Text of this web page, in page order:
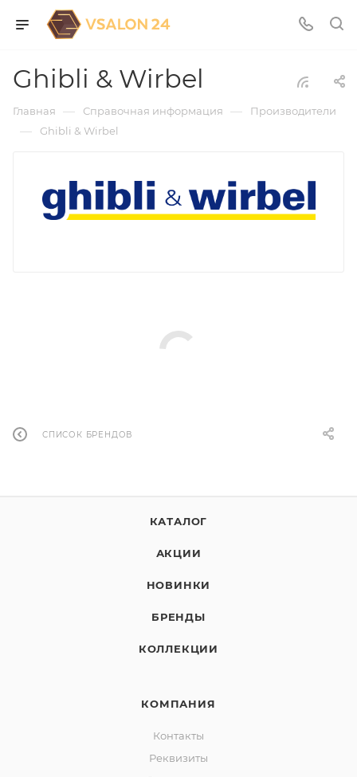
Ghibli & Wirbel
Главная — Справочная информация — Производители
— Ghibli & Wirbel
СПИСОК БРЕНДОВ
КАТАЛОГ
АКЦИИ
НОВИНКИ
БРЕНДЫ
КОЛЛЕКЦИИ
КОМПАНИЯ
Контакты
Реквизиты